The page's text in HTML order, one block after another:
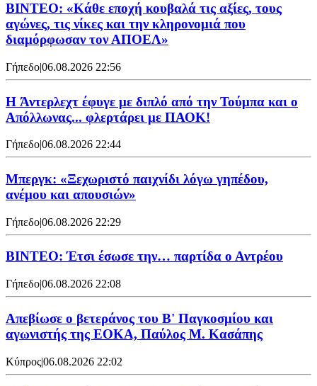
ΒΙΝΤΕΟ: «Κάθε εποχή κουβαλά τις αξίες, τους
αγώνες, τις νίκες και την κληρονομιά που
διαμόρφωσαν τον ΑΠΟΕΛ»
Γήπεδο|06.08.2026 22:56
H Άντερλεχτ έφυγε με διπλό από την Τούμπα και ο
Απόλλωνας... φλερτάρει με ΠΑΟΚ!
Γήπεδο|06.08.2026 22:44
Μπεργκ: «Ξεχωριστό παιχνίδι λόγω γηπέδου,
ανέμου και απουσιών»
Γήπεδο|06.08.2026 22:29
ΒΙΝΤΕΟ: Έτσι έσωσε την… παρτίδα ο Αντρέου
Γήπεδο|06.08.2026 22:08
Απεβίωσε ο βετεράνος του Β' Παγκοσμίου και
αγωνιστής της ΕΟΚΑ, Παύλος Μ. Κασάπης
Κύπρος|06.08.2026 22:02